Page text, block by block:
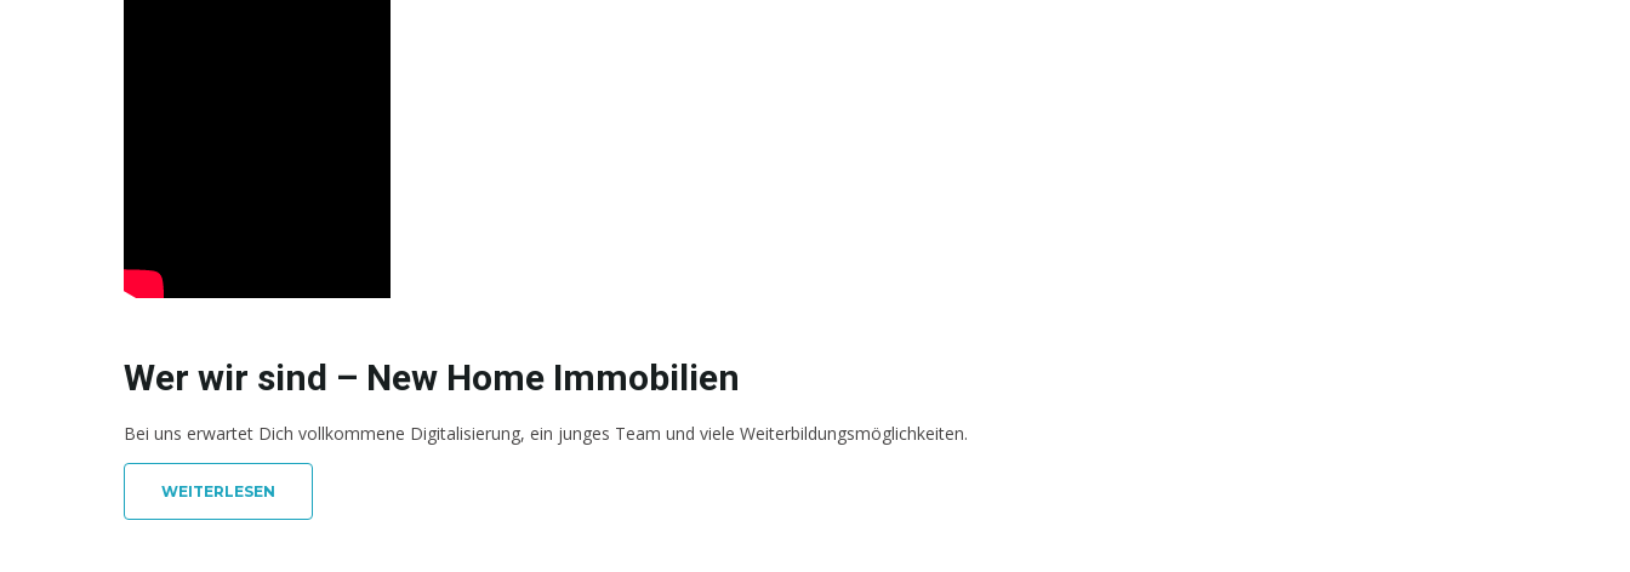
Wer wir sind – New Home Immobilien
Bei uns erwartet Dich vollkommene Digitalisierung, ein junges Team und viele Weiterbildungsmöglichkeiten.
WEITERLESEN